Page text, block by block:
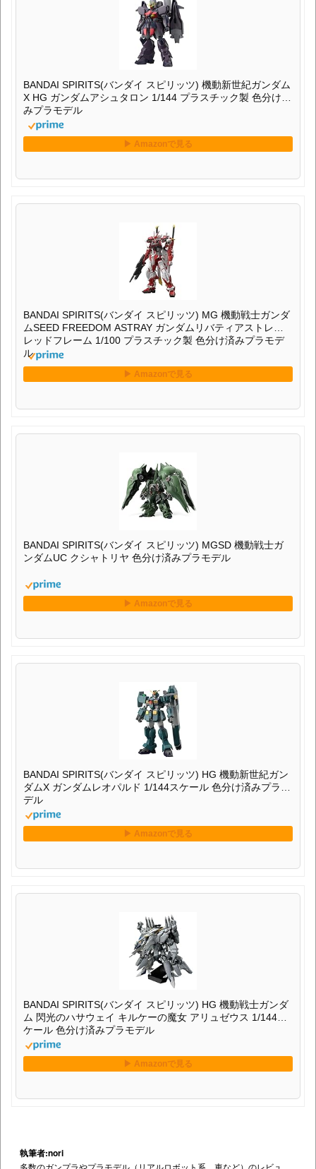
BANDAI SPIRITS(バンダイ スピリッツ) 機動新世紀ガンダム
X HG ガンダムアシュタロン 1/144 プラスチック製 色分け済
みプラモデル
BANDAI SPIRITS(バンダイ スピリッツ) MG 機動戦士ガンダ
ムSEED FREEDOM ASTRAY ガンダムリバティアストレイ
レッドフレーム 1/100 プラスチック製 色分け済みプラモデ
ル
BANDAI SPIRITS(バンダイ スピリッツ) MGSD 機動戦士ガ
ンダムUC クシャトリヤ 色分け済みプラモデル
BANDAI SPIRITS(バンダイ スピリッツ) HG 機動新世紀ガン
ダムX ガンダムレオパルド 1/144スケール 色分け済みプラモ
デル
BANDAI SPIRITS(バンダイ スピリッツ) HG 機動戦士ガンダ
ム 閃光のハサウェイ キルケーの魔女 アリュゼウス 1/144ス
ケール 色分け済みプラモデル
執筆者:nori
多数のガンプラやプラモデル（リアルロボット系、車など）のレビュ